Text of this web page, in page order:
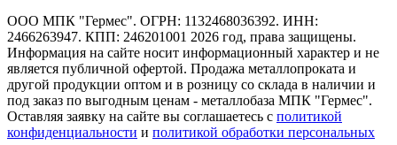
ООО МПК "Гермес". ОГРН: 1132468036392. ИНН:
2466263947. КПП: 246201001 2026 год, права защищены.
Информация на сайте носит информационный характер и не
является публичной офертой. Продажа металлопроката и
другой продукции оптом и в розницу со склада в наличии и
под заказ по выгодным ценам - металлобаза МПК "Гермес".
Оставляя заявку на сайте вы соглашаетесь с политикой
конфиденциальности и политикой обработки персональных